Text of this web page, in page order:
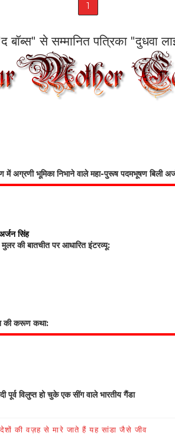
1
"द बॉब्स" से सम्मानित पत्रिका "दुधवा
अग्रणी भूमिका निभाने वाले महा-पुरूष पदमभूषण बिली
सिंह
की बातचीत पर आधारित इंटरव्यू:
की करूण कथा:
पूर्व विलुप्त हो चुके एक सींग वाले भारतीय गैंडा
की वज़ह से मारे जाते हैं यह सांडा जैसे जीव